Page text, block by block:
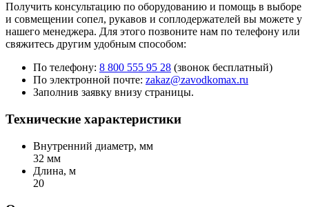
Получить консультацию по оборудованию и помощь в выборе
и совмещении сопел, рукавов и соплодержателей вы можете у
нашего менеджера. Для этого позвоните нам по телефону или
свяжитесь другим удобным способом:
По телефону: 8 800 555 95 28 (звонок бесплатный)
По электронной почте: zakaz@zavodkomax.ru
Заполнив заявку внизу страницы.
Технические характеристики
Внутренний диаметр, мм
32 мм
Длина, м
20